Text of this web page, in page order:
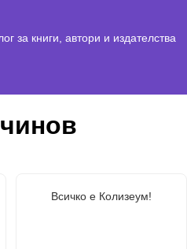
за книги, автори и издателства
Всичко е Колизеум!